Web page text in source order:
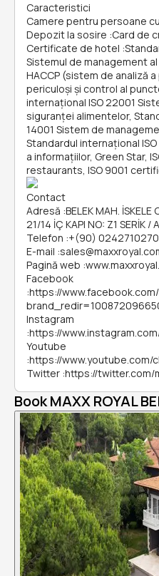
Caracteristici
Camere pentru persoane
Depozit la sosire :Card de
Certificate de hotel :
Sistemul de management
HACCP (sistem de analiză
periculoşi și control al
internațional ISO 22001
siguranței alimentelor,
14001 Sistem de
Standardul internațional
a informațiilor, Green Star,
restaurants, ISO 9001
Contact
Adresă :BELEK MAH. İSKELE
21/14 İÇ KAPI NO: Z1 SERİK
Telefon :+(90)
E-mail :
Pagină web :
Facebook
:https://
Instagram
:https://
Youtube
:https://www.youtube.com/
Twitter :https://twitter.com/
Book MAXX ROYAL